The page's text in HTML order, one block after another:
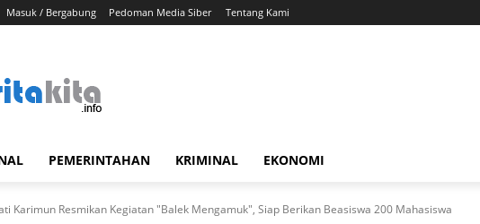
Masuk / Bergabung Pedoman Media Siber Tentang Kami
PEMERINTAHAN KRIMINAL EKONOMI
Karimun Resmikan Kegiatan "Balek Mengamuk", Siap Berikan Beasiswa 200 Mahasiswa